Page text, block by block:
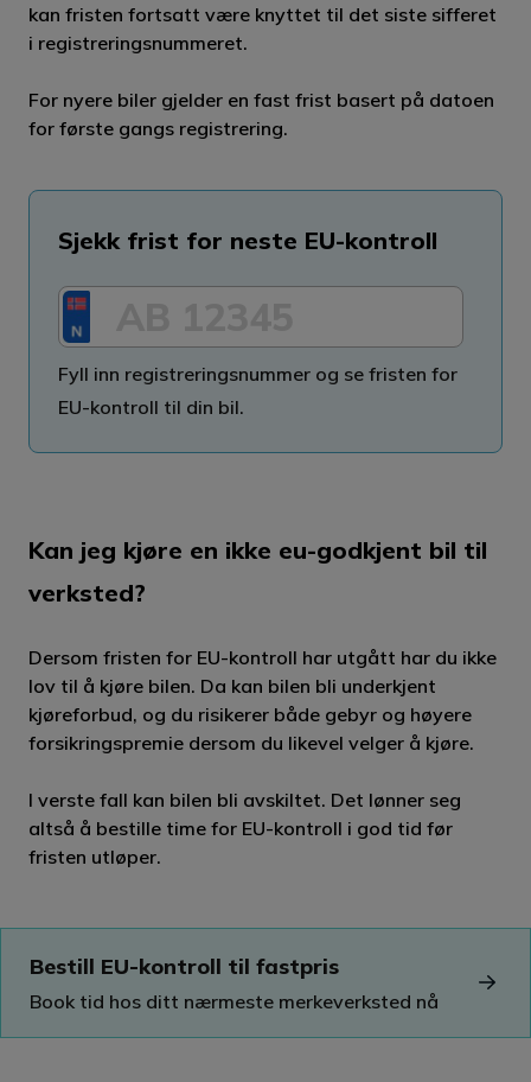
kan fristen fortsatt være knyttet til det siste sifferet
i registreringsnummeret.
For nyere biler gjelder en fast frist basert på datoen
for første gangs registrering.
Sjekk frist for neste EU-kontroll
Fyll inn registreringsnummer og se fristen for
EU-kontroll til din bil.
Kan jeg kjøre en ikke eu-godkjent bil til
verksted?
Dersom fristen for EU-kontroll har utgått har du ikke
lov til å kjøre bilen. Da kan bilen bli underkjent
kjøreforbud, og du risikerer både gebyr og høyere
forsikringspremie dersom du likevel velger å kjøre.
I verste fall kan bilen bli avskiltet. Det lønner seg
altså å bestille time for EU-kontroll i god tid før
fristen utløper.
Bestill EU-kontroll til fastpris
Book tid hos ditt nærmeste merkeverksted nå